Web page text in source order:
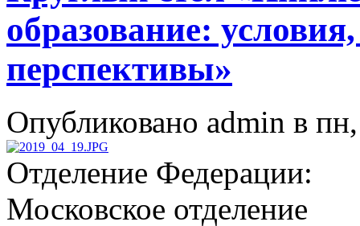
образование:
перспективы»
Опубликовано admin в
Отделение Федерации:
Московское отделение